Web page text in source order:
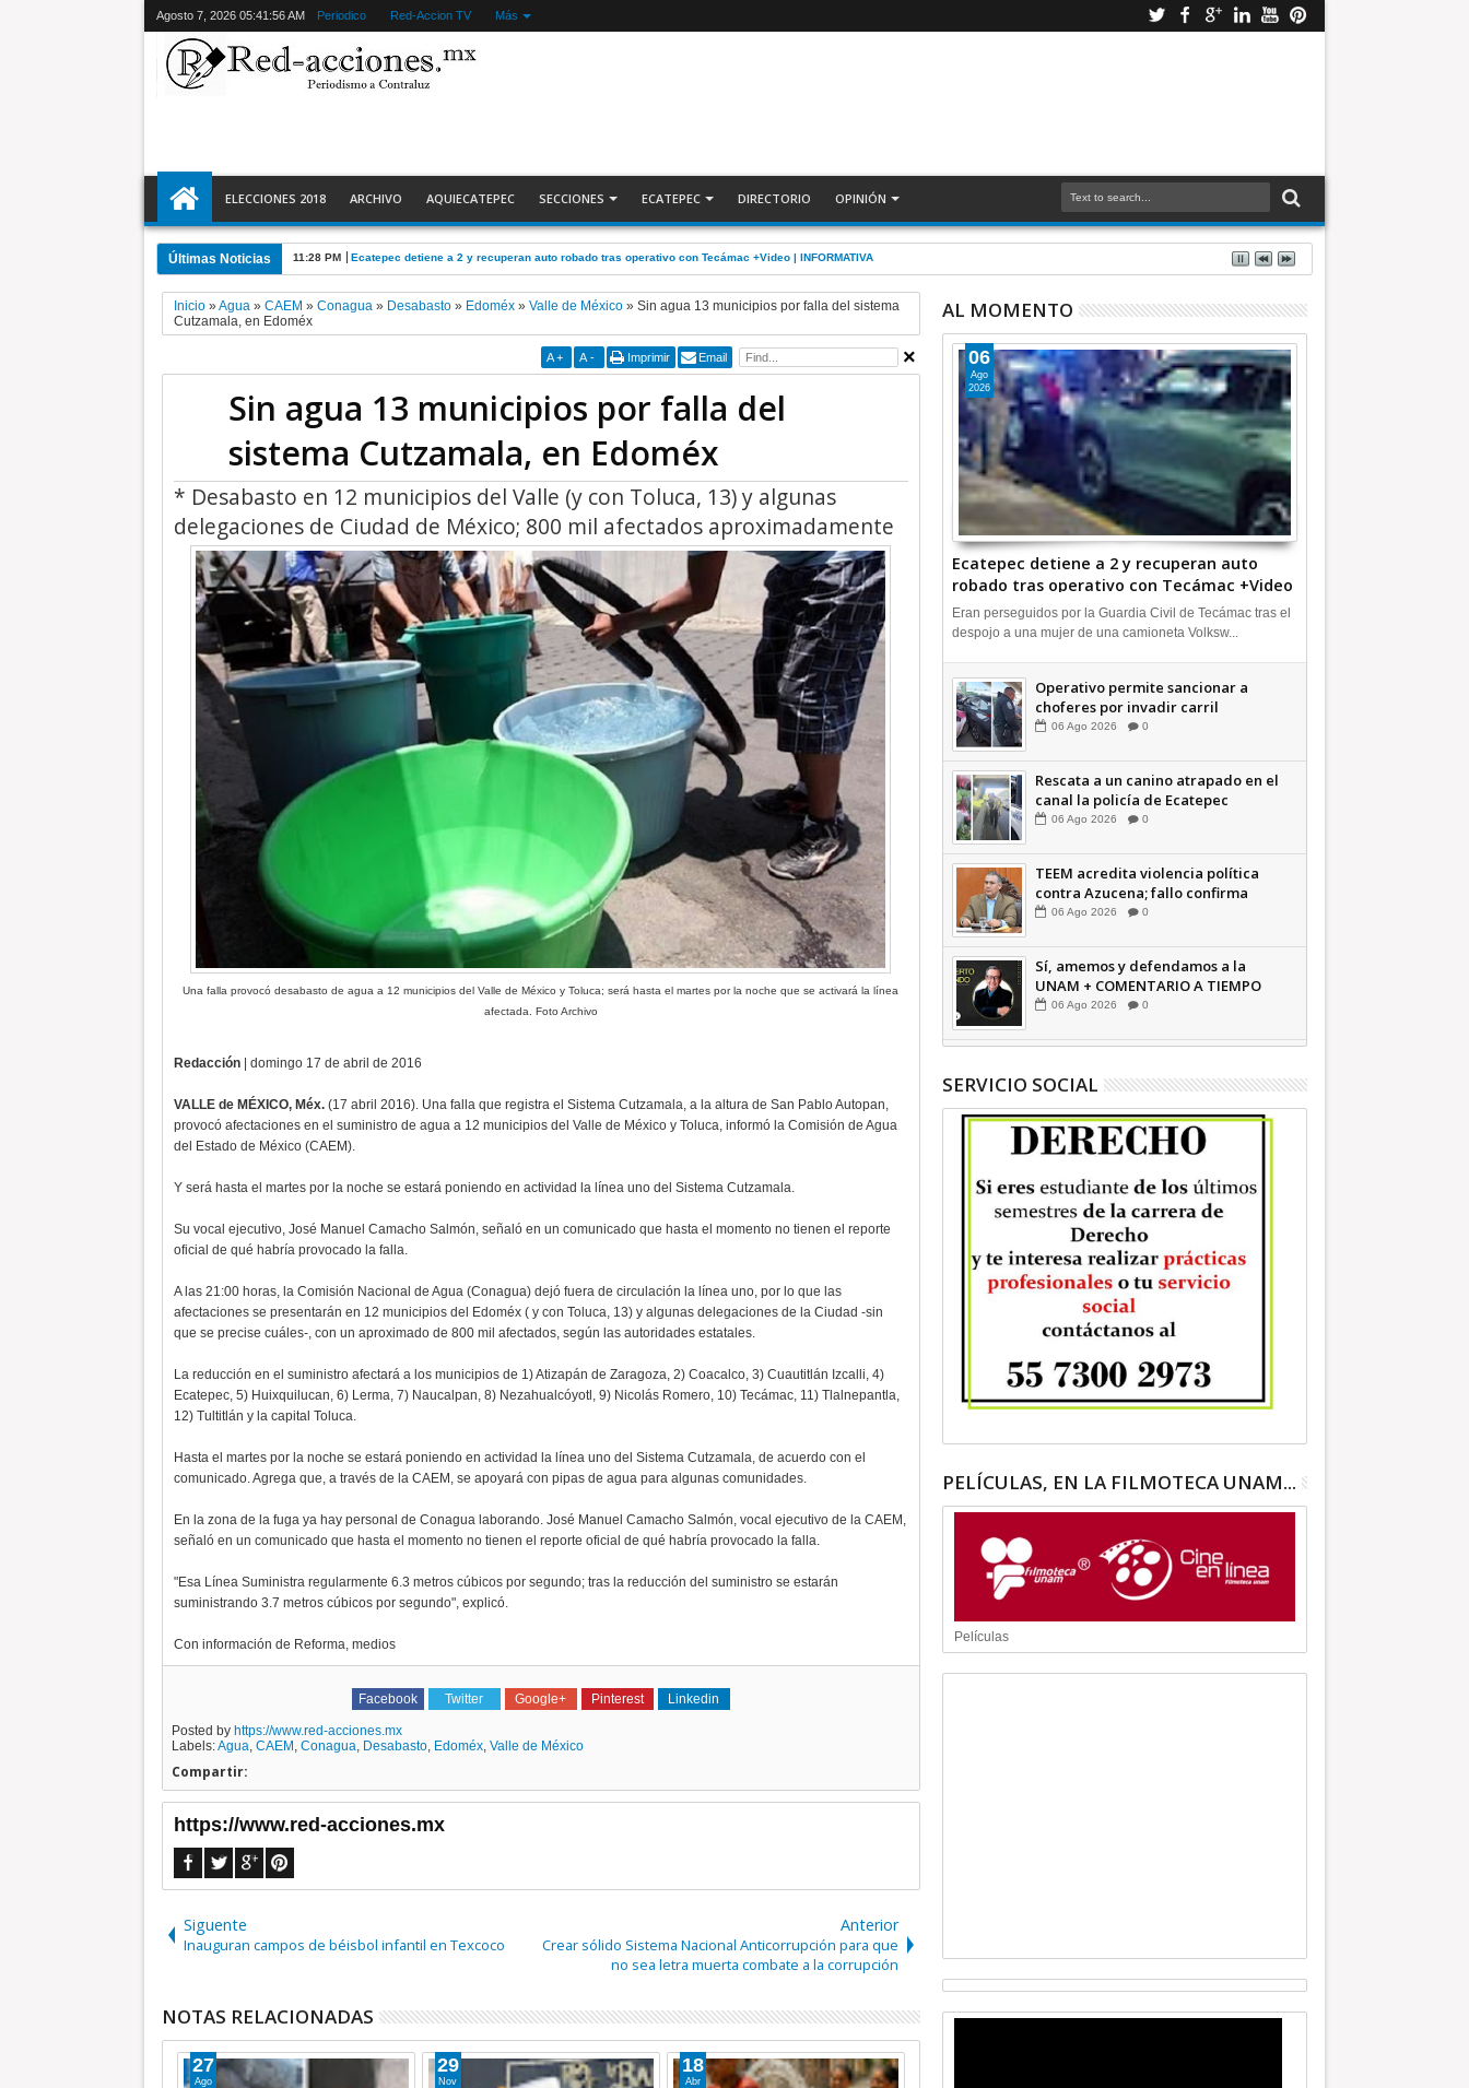
Agosto 7, 2026 05:41:57 AM Periodico Red-Accion TV Más
ELECCIONES 2018 ARCHIVO AQUIECATEPEC SECCIONES ECATEPEC DIRECTORIO OPINIÓN
Últimas Noticias 11:28 PM Ecatepec detiene a 2 y recuperan auto robado tras operativo con Tecámac +Video | INFORMATIVA
Inicio»Agua» CAEM » Conagua» Desabasto» Edoméx» Valle de México» Sin agua 13 municipios por falla del sistema
Cutzamala, en Edoméx
A + A - Imprimir Email
Sin agua 13 municipios por falla del
sistema Cutzamala, en Edoméx
* Desabasto en 12 municipios del Valle (y con Toluca, 13) y algunas
delegaciones de Ciudad de México; 800 mil afectados aproximadamente
Una falla provocó desabasto de agua a 12 municipios del Valle de México y Toluca; será hasta el martes por la noche que se activará la línea
afectada. Foto Archivo
Redacción| domingo 17 de abril de 2016
VALLE de MÉXICO, Méx.(17 abril 2016). Una falla que registra el Sistema Cutzamala, a la altura de San Pablo Autopan,
provocó afectaciones en el suministro de agua a 12 municipios del Valle de México y Toluca, informó la Comisión de Agua
del Estado de México (CAEM).
Y será hasta el martes por la noche se estará poniendo en actividad la línea uno del Sistema Cutzamala.
Su vocal ejecutivo, José Manuel Camacho Salmón, señaló en un comunicado que hasta el momento no tienen el reporte
oficial de qué habría provocado la falla.
A las 21:00 horas, la Comisión Nacional de Agua (Conagua) dejó fuera de circulación la línea uno, por lo que las
afectaciones se presentarán en 12 municipios del Edoméx ( y con Toluca, 13) y algunas delegaciones de la Ciudad -sin
que se precise cuáles-, con un aproximado de 800 mil afectados, según las autoridades estatales.
La reducción en el suministro afectará a los municipios de 1) Atizapán de Zaragoza, 2) Coacalco, 3) Cuautitlán Izcalli, 4)
Ecatepec, 5) Huixquilucan, 6) Lerma, 7) Naucalpan, 8) Nezahualcóyotl, 9) Nicolás Romero, 10) Tecámac, 11) Tlalnepantla,
12) Tultitlán y la capital Toluca.
Hasta el martes por la noche se estará poniendo en actividad la línea uno del Sistema Cutzamala, de acuerdo con el
comunicado. Agrega que, a través de la CAEM, se apoyará con pipas de agua para algunas comunidades.
En la zona de la fuga ya hay personal de Conagua laborando. José Manuel Camacho Salmón, vocal ejecutivo de la CAEM,
señaló en un comunicado que hasta el momento no tienen el reporte oficial de qué habría provocado la falla.
"Esa Línea Suministra regularmente 6.3 metros cúbicos por segundo; tras la reducción del suministro se estarán
suministrando 3.7 metros cúbicos por segundo", explicó.
Con información de Reforma, medios
Facebook Twitter Google+ Pinterest Linkedin
Posted by https://www.red-acciones.mx
Labels:Agua, CAEM , Conagua, Desabasto, Edoméx, Valle de México
Compartir:
https://www.red-acciones.mx
Siguente
Inauguran campos de béisbol infantil en Texcoco
Anterior
Crear sólido Sistema Nacional Anticorrupción para que
no sea letra muerta combate a la corrupción
NOTAS RELACIONADAS
29 18
Abr
17
Sep
AL MOMENTO
Ecatepec detiene a 2 y recuperan auto
robado tras operativo con Tecámac +Video
| INFORMATIVA
06
Ago
2026
Eran perseguidos por la Guardia Civil de Tecámac tras el
despojo a una mujer de una camioneta Volksw...
Operativo permite sancionar a
choferes por invadir carril
confinado: Ecatepec +Video |
06 Ago 2026 0
Rescata a un canino atrapado en el
canal la policía de Ecatepec
INFORMATIVA
06 Ago 2026 0
TEEM acredita violencia política
contra Azucena; fallo confirma
guerra sucia: Octavio Martínez
06 Ago 2026 0
Sí, amemos y defendamos a la
UNAM + COMENTARIO A TIEMPO
06 Ago 2026 0
SERVICIO SOCIAL
PELÍCULAS, EN LA FILMOTECA UNAM...
Películas